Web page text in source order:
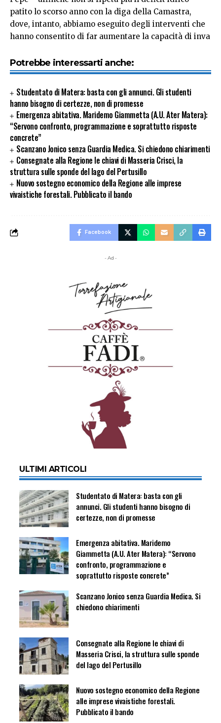
patito lo scorso anno con la diga della Camastra,
dove, intanto, abbiamo eseguito degli interventi che
hanno consentito di far aumentare la capacità di inva
Potrebbe interessarti anche:
Studentato di Matera: basta con gli annunci. Gli studenti
hanno bisogno di certezze, non di promesse
Emergenza abitativa. Maridemo Giammetta (A.U. Ater Matera):
“Servono confronto, programmazione e soprattutto risposte
concrete”
Scanzano Jonico senza Guardia Medica. Si chiedono chiarimenti
Consegnate alla Regione le chiavi di Masseria Crisci, la
struttura sulle sponde del lago del Pertusillo
Nuovo sostegno economico della Regione alle imprese
vivaistiche forestali. Pubblicato il bando
Facebook
- Ad -
ULTIMI ARTICOLI
Studentato di Matera: basta con gli
annunci. Gli studenti hanno bisogno di
certezze, non di promesse
Emergenza abitativa. Maridemo
Giammetta (A.U. Ater Matera): “Servono
confronto, programmazione e
soprattutto risposte concrete”
Scanzano Jonico senza Guardia Medica. Si
chiedono chiarimenti
Consegnate alla Regione le chiavi di
Masseria Crisci, la struttura sulle sponde
del lago del Pertusillo
Nuovo sostegno economico della Regione
alle imprese vivaistiche forestali.
Pubblicato il bando